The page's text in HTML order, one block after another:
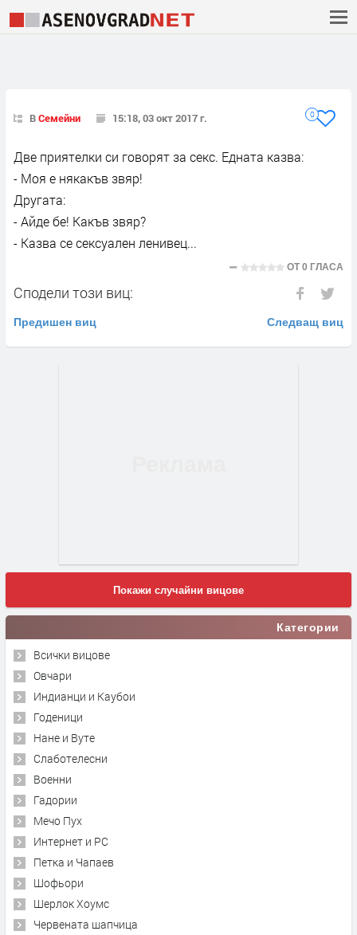
ВСемейни 15:18, 03 окт 2017 г. 0
Две приятелки си говорят за секс. Едната казва:
- Моя е някакъв звяр!
Другата:
- Айде бе! Какъв звяр?
- Казва се сексуален ленивец...
ОТ0 ГЛАСА
Сподели този виц:
Предишен виц Следващ виц
Покажи случайни вицове
Категории
Всички вицове
Овчари
Индианци и Каубои
Годеници
Нане и Вуте
Слаботелесни
Военни
Гадории
Мечо Пух
Интернет и PC
Петка и Чапаев
Шофьори
Шерлок Хоумс
Червената шапчица